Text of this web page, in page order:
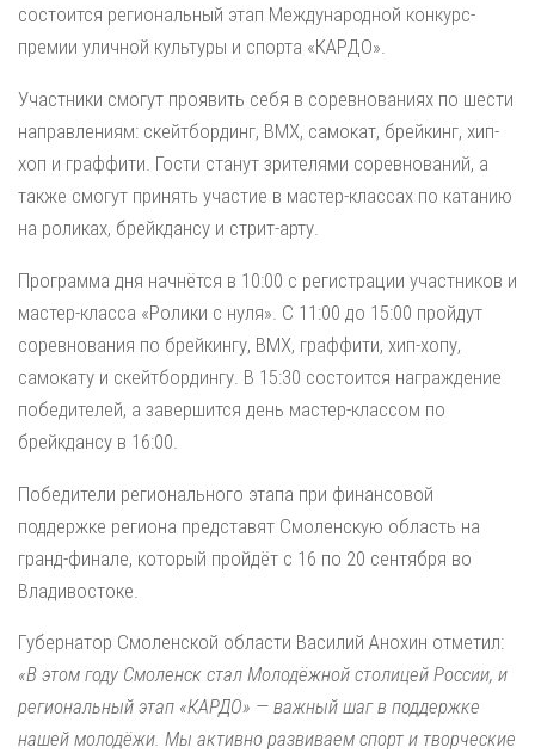
состоится региональный этап Международной конкурс-
премии уличной культуры и спорта «КАРДО».
Участники смогут проявить себя в соревнованиях по шести
направлениям: скейтбординг, BMX, самокат, брейкинг, хип-
хоп и граффити. Гости станут зрителями соревнований, а
также смогут принять участие в мастер-классах по катанию
на роликах, брейкдансу и стрит-арту.
Программа дня начнётся в 10:00 с регистрации участников и
мастер-класса «Ролики с нуля». С 11:00 до 15:00 пройдут
соревнования по брейкингу, BMX, граффити, хип-хопу,
самокату и скейтбордингу. В 15:30 состоится награждение
победителей, а завершится день мастер-классом по
брейкдансу в 16:00.
Победители регионального этапа при финансовой
поддержке региона представят Смоленскую область на
гранд-финале, который пройдёт с 16 по 20 сентября во
Владивостоке.
Губернатор Смоленской области Василий Анохин отметил:
«В этом году Смоленск стал Молодёжной столицей России, и
региональный этап «КАРДО» — важный шаг в поддержке
нашей молодёжи. Мы активно развиваем спорт и творческие